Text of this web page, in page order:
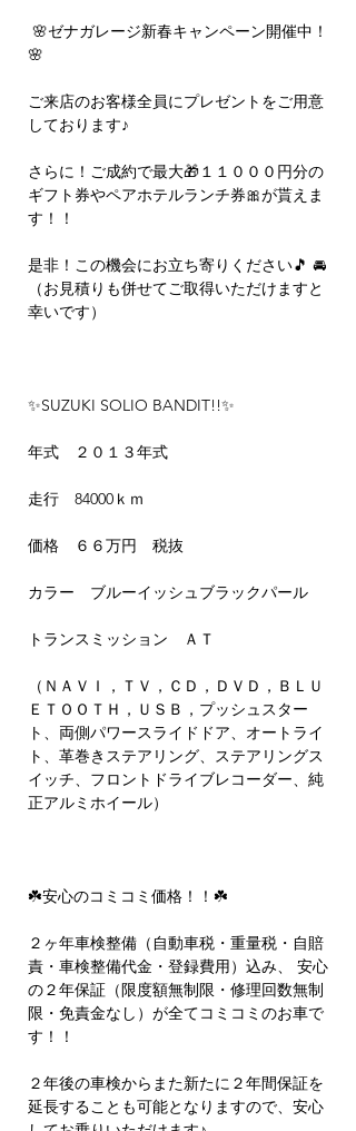
価
ル
🌸ゼナガレージ新春キャンペーン開催中！
🌸
ご来店のお客様全員にプレゼントをご用意
しております♪
さらに！ご成約で最大🎁１１０００円分の
ギフト券やペアホテルランチ券🎀が貰えま
す！！
是非！この機会にお立ち寄りください🎵 🚘
（お見積りも併せてご取得いただけますと
幸いです）
✨SUZUKI SOLIO BANDIT!!✨
年式 ２０１３年式
走行 84000ｋｍ
価格 ６６万円 税抜
カラー ブルーイッシュブラックパール
トランスミッション ＡＴ
（ＮＡＶＩ，ＴＶ，ＣＤ，ＤＶＤ，ＢＬＵ
ＥＴＯＯＴＨ，ＵＳＢ，プッシュスター
ト、両側パワースライドドア、オートライ
ト、革巻きステアリング、ステアリングス
イッチ、フロントドライブレコーダー、純
正アルミホイール）
☘️安心のコミコミ価格！！☘️
２ヶ年車検整備（自動車税・重量税・自賠
責・車検整備代金・登録費用）込み、 安心
の２年保証（限度額無制限・修理回数無制
限・免責金なし）が全てコミコミのお車で
す！！
２年後の車検からまた新たに２年間保証を
延長することも可能となりますので、安心